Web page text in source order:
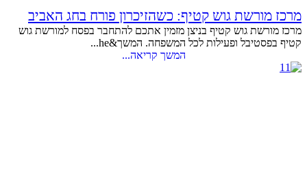
מרכז מורשת גוש קטיף: כשהזיכרון פורח בחג האביב
מרכז מורשת גוש קטיף בניצן מזמין אתכם להתחבר בפסח למורשת גוש
קטיף בפסטיבל ופעילות לכל המשפחה. המשך&he...
המשך קריאה...